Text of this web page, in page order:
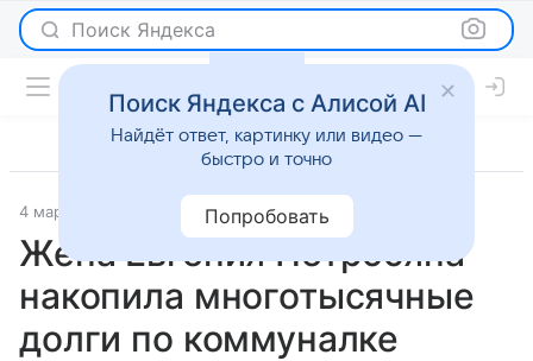
Поиск Яндекса
4 марта 2025 Газета.Ру Светская жизнь
Жена Евгения Петросяна
накопила многотысячные
долги по коммуналке
Поиск Яндекса с Алисой AI
Найдёт ответ, картинку или видео —
быстро и точно
Попробовать